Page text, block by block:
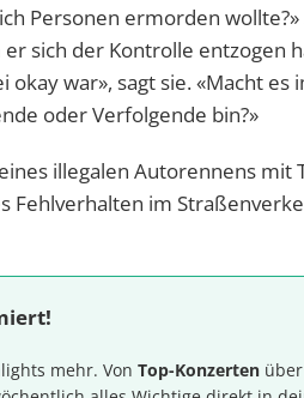
Personen ermorden
sich der Kontrolle entzogen
war», sagt sie. «Macht es
oder Verfolgende bin?»
illegalen Autorennens mit
Fehlverhalten im
mehr. Von Top-Konzerten über